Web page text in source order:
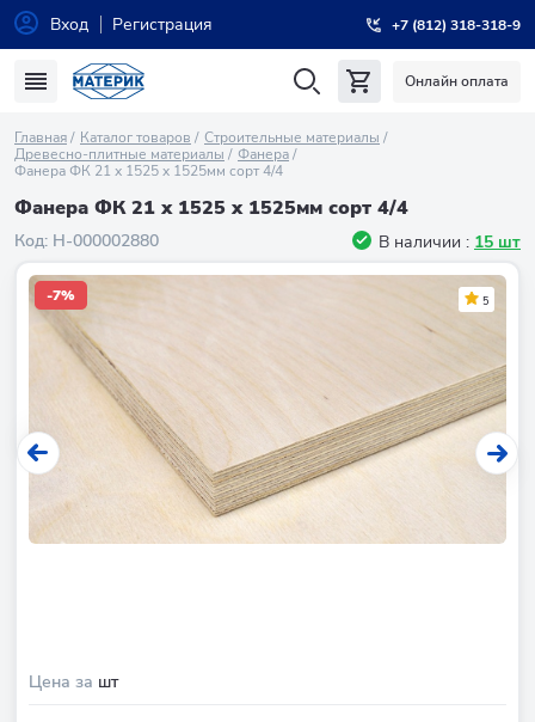
Вход Регистрация +7 (812) 318-318-9
Онлайн оплата
Главная Каталог товаров
Строительные материалы
Древесно-плитные материалы
Фанера
Фанера ФК 21 х 1525 x 1525мм сорт 4/4
Фанера ФК 21 х 1525 x 1525мм сорт 4/4
Код: Н-000002880 В наличии : 15 шт
Цена за шт
-7% 5